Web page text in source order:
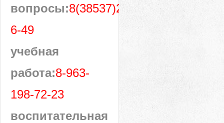
вопросы:8(38537)28-
6-49
учебная
работа:8-963-
198-72-23
воспитательная